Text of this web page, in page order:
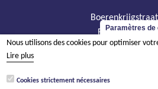
BE - 2800
tél +32 15 569
Paramètres
Nous utilisons des cookies pour optimiser
Lire plus
Cookies strictement nécessaires